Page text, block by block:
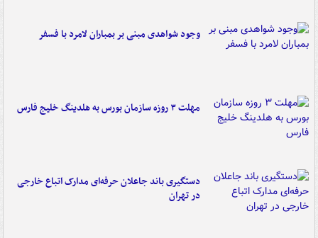
وجود شواهدی مبنی بر بمباران لامرد با فسفر
مهلت ۳ روزه سازمان بورس به هلدینگ خلیج فارس
دستگیری باند جاعلان حرفه‌ای مدارک اتباع خارجی
در تهران